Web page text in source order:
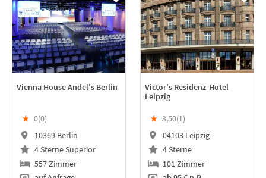
Vienna House Andel's Berlin
★ 0(0)
10369 Berlin
4 Sterne Superior
557 Zimmer
Victor's Residenz-Hotel
Leipzig
★ 3,50(1)
04103 Leipzig
4 Sterne
101 Zimmer